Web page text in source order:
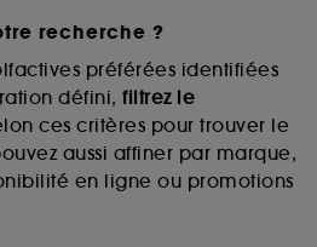
recherche ?
préférées identifiées
défini, filtrez le
ces critères pour trouver le
aussi affiner par marque,
en ligne ou promotions